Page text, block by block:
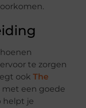
te zorgen
ook The
een goede
helpt je